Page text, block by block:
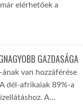
elérhetőek a
GAZDASÁGA
van hozzáférése
dél-afrikaiak 89%-a
A…